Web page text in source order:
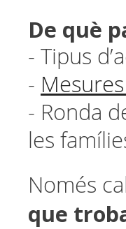
De què
- Tipus
-
- Ronda
les
Només
que